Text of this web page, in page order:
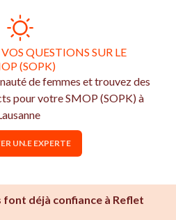
VOS QUESTIONS SUR LE
(SOPK)
de femmes et trouvez des
pour votre SMOP (SOPK) à
UN.E EXPERTE
font déjà confiance à Reflet